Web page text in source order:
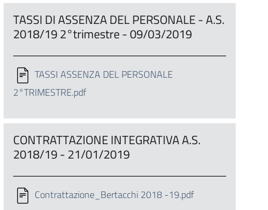
TASSI DI ASSENZA DEL PERSONALE - A.S.
2018/19 2°trimestre - 09/03/2019
TASSI ASSENZA DEL PERSONALE
2°TRIMESTRE.pdf
CONTRATTAZIONE INTEGRATIVA A.S.
2018/19 - 21/01/2019
Contrattazione_Bertacchi 2018 -19.pdf